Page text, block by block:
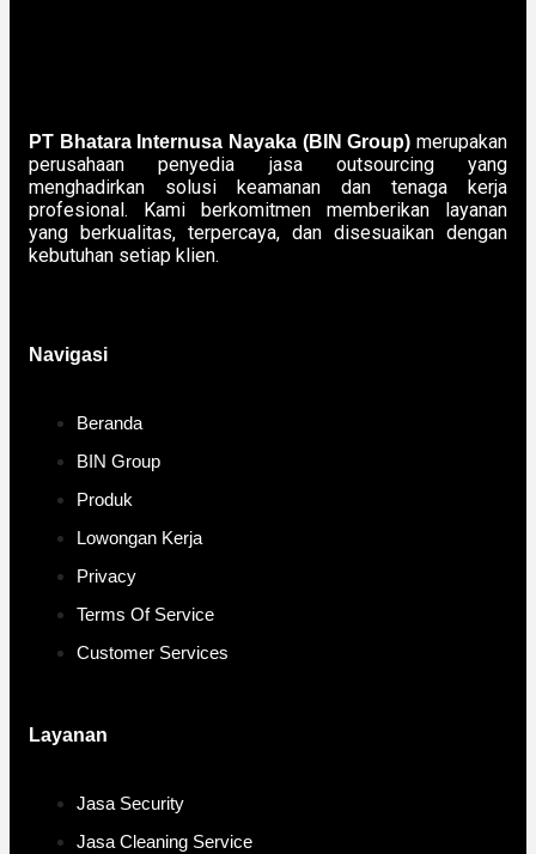
PT Bhatara Internusa Nayaka (BIN Group) merupakan
perusahaan penyedia jasa outsourcing yang
menghadirkan solusi keamanan dan tenaga kerja
profesional. Kami berkomitmen memberikan layanan
yang berkualitas, terpercaya, dan disesuaikan dengan
kebutuhan setiap klien.
Navigasi
Beranda
BIN Group
Produk
Lowongan Kerja
Privacy
Terms Of Service
Customer Services
Layanan
Jasa Security
Jasa Cleaning Service